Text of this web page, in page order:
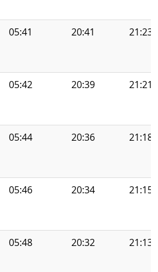
05:41 20:41 21:23
05:42 20:39 21:21
05:44 20:36 21:18
05:46 20:34 21:15
05:48 20:32 21:13